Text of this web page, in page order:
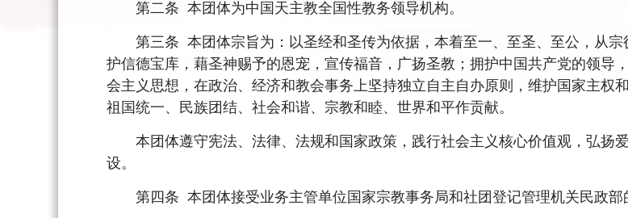
第二条 本团体为中国天主教全国性教务领导机构。
第三条 本团体宗旨为：以圣经和圣传为依据，本着至一、至圣、至公，从宗
护信德宝库，藉圣神赐予的恩宠，宣传福音，广扬圣教；拥护中国共产党的领导
会主义思想，在政治、经济和教会事务上坚持独立自主自办原则，维护国家主权
祖国统一、民族团结、社会和谐、宗教和睦、世界和平作贡献。
本团体遵守宪法、法律、法规和国家政策，践行社会主义核心价值观，弘扬
设。
第四条 本团体接受业务主管单位国家宗教事务局和社团登记管理机关民政部